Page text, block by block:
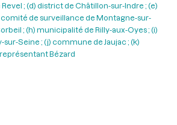
; (d) district de Châtillon-sur-Indre ; (e)
comité de surveillance de Montagne-sur-
; (h) municipalité de Rilly-aux-Oyes ; (i)
Seine ; (j) commune de Jaujac ; (k)
Bézard